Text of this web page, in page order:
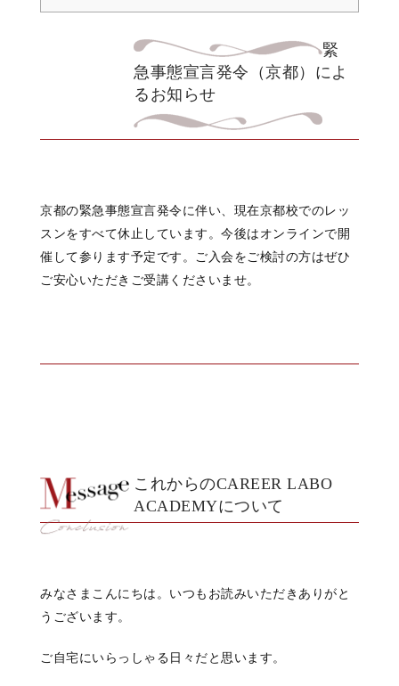
緊
急事態宣言発令（京都）によ
るお知らせ
京都の緊急事態宣言発令に伴い、現在京都校でのレッ
スンをすべて休止しています。今後はオンラインで開
催して参ります予定です。ご入会をご検討の方はぜひ
ご安心いただきご受講くださいませ。
これからのCAREER LABO
ACADEMYについて
みなさまこんにちは。いつもお読みいただきありがと
うございます。
ご自宅にいらっしゃる日々だと思います。